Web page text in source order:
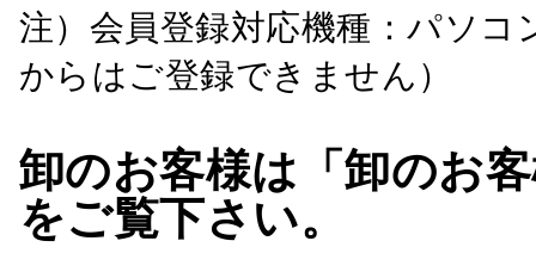
注）会員登録対応機種：パソ
からはご登録できません）
卸のお客様は「卸のお
をご覧下さい。